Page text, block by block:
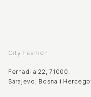
City Fashion
Ferhadija 22, 71000.
Sarajevo, Bosna i